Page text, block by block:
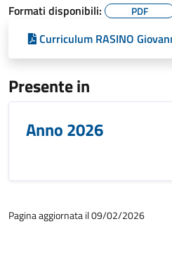
Formati disponibili: PDF
Curriculum RASINO
Presente in
Anno 2026
Pagina aggiornata il 09/02/2026